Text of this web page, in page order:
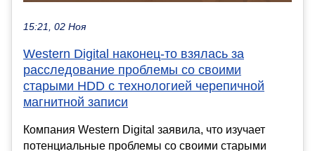
15:21, 02 Ноя
Western Digital наконец-то взялась за
расследование проблемы со своими
старыми HDD с технологией черепичной
магнитной записи
Компания Western Digital заявила, что изучает
потенциальные проблемы со своими старыми